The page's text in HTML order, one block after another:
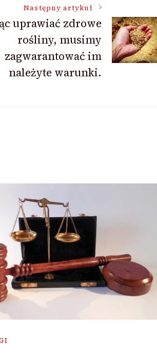
Następny artykuł
uprawiać zdrowe
rośliny, musimy
zagwarantować im
należyte warunki.